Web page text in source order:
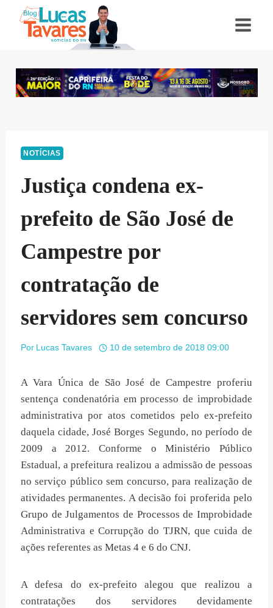
NOTÍCIAS
Justiça condena ex-
prefeito de São José de
Campestre por
contratação de
servidores sem concurso
Por Lucas Tavares 10 de setembro de 2018 09:00
A Vara Única de São José de Campestre proferiu
sentença condenatória em processo de improbidade
administrativa por atos cometidos pelo ex-prefeito
daquela cidade, José Borges Segundo, no período de
2009 a 2012. Conforme o Ministério Público
Estadual, a prefeitura realizou a admissão de pessoas
no serviço público sem concurso, para realização de
atividades permanentes. A decisão foi proferida pelo
Grupo de Julgamentos de Processos de Improbidade
Administrativa e Corrupção do TJRN, que cuida de
ações referentes as Metas 4 e 6 do CNJ.
A defesa do ex-prefeito alegou que realizou a
contratações dos servidores devidamente